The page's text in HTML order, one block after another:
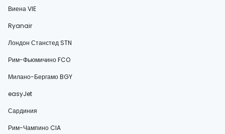
Виена VIE
Ryanair
Лондон Станстед STN
Рим-Фьюмичино FCO
Милано-Бергамо BGY
easyJet
Сардиния
Рим-Чампино CIA